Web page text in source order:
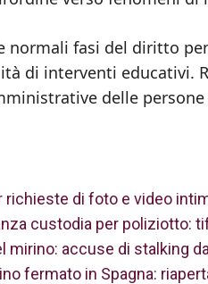
fasi del diritto
di interventi educativi.
delle
richieste di foto e video
custodia per poliziotto:
mirino: accuse di stalking
fermato in Spagna: